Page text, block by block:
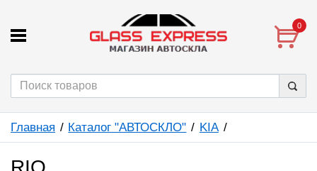
0
Главная Каталог "АВТОСКЛО" KIA